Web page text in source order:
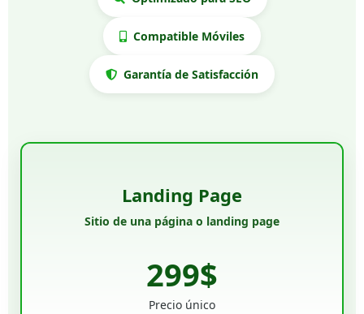
Compatible Móviles
Garantía de Satisfacción
Landing Page
Sitio de una página o landing page
299$
Precio único